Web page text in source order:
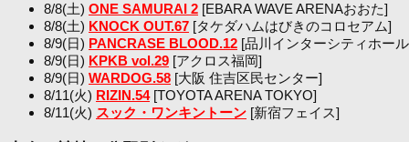
8/8(土) ONE SAMURAI 2 [EBARA WAVE ARENAおおた]
8/8(土) KNOCK OUT.67 [タケダハムはびきのコロセアム]
8/9(日) PANCRASE BLOOD.12 [品川インターシティホー
8/9(日) KPKB vol.29 [アクロス福岡]
8/9(日) WARDOG.58 [大阪 住吉区民センター]
8/11(火) RIZIN.54[TOYOTA ARENA TOKYO]
8/11(火) スック・ワンキントーン [新宿フェイス]